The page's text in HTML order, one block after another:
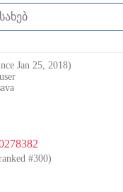
Jan 25, 2018)
#300)